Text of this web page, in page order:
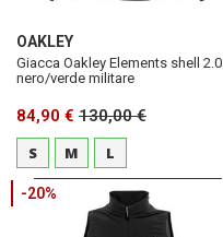
OAKLEY
Giacca Oakley Elements shell 2.0
nero/verde militare
84,90 € 130,00 €
S
M L
-20%